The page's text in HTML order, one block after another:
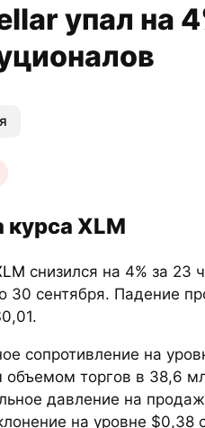
упал на
XLM
снизился на 4% за
30 сентября. Падение
сопротивление на
объемом торгов в 38,6
давление на
на уровне